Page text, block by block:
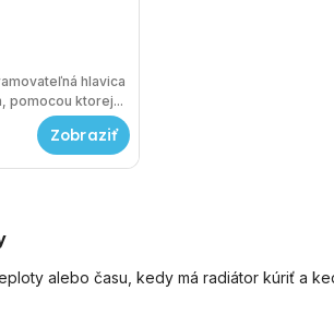
hlavica
pomocou ktorej...
alebo času, kedy má radiátor kúriť a